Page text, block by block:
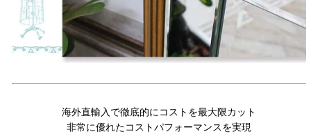
海外直輸入で徹底的にコストを最大限カット
非常に優れたコストパフォーマンスを実現